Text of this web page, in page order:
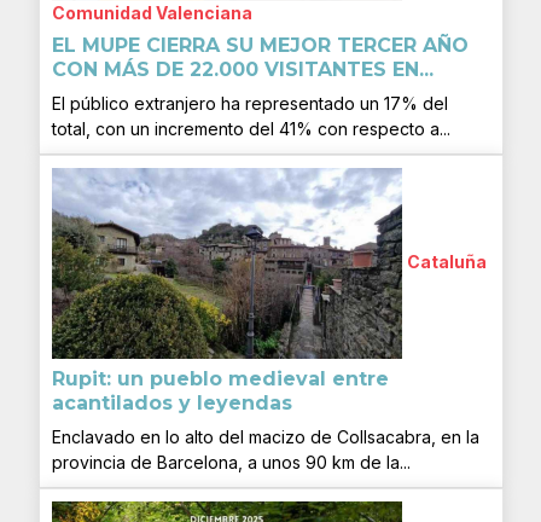
Comunidad Valenciana
EL MUPE CIERRA SU MEJOR TERCER AÑO
CON MÁS DE 22.000 VISITANTES EN...
El público extranjero ha representado un 17% del
total, con un incremento del 41% con respecto a...
Cataluña
Rupit: un pueblo medieval entre
acantilados y leyendas
Enclavado en lo alto del macizo de Collsacabra, en la
provincia de Barcelona, a unos 90 km de la...